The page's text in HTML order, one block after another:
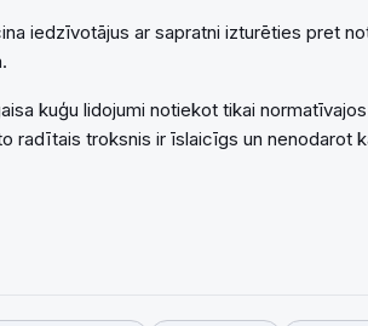
iedzīvotājus ar sapratni izturēties pret
kuģu lidojumi notiekot tikai
radītais troksnis ir īslaicīgs un nenodarot